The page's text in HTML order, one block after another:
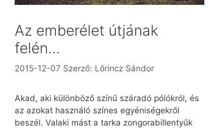
Az emberélet útjának
felén…
2015-12-07 Szerző: Lőrincz Sándor
Akad, aki különböző színű száradó pólókról, és
az azokat használó színes egyéniségekről
beszél. Valaki mást a tarka zongorabillentyűk